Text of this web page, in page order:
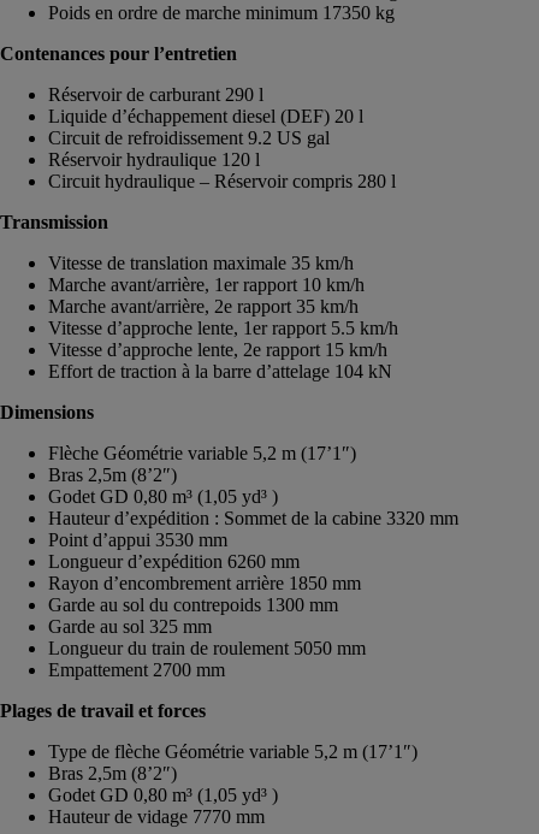
Poids en ordre de marche minimum 17350 kg
Contenances pour l’entretien
Réservoir de carburant 290 l
Liquide d’échappement diesel (DEF) 20 l
Circuit de refroidissement 9.2 US gal
Réservoir hydraulique 120 l
Circuit hydraulique – Réservoir compris 280 l
Transmission
Vitesse de translation maximale 35 km/h
Marche avant/arrière, 1er rapport 10 km/h
Marche avant/arrière, 2e rapport 35 km/h
Vitesse d’approche lente, 1er rapport 5.5 km/h
Vitesse d’approche lente, 2e rapport 15 km/h
Effort de traction à la barre d’attelage 104 kN
Dimensions
Flèche Géométrie variable 5,2 m (17’1″)
Bras 2,5m (8’2″)
Godet GD 0,80 m³ (1,05 yd³ )
Hauteur d’expédition : Sommet de la cabine 3320 mm
Point d’appui 3530 mm
Longueur d’expédition 6260 mm
Rayon d’encombrement arrière 1850 mm
Garde au sol du contrepoids 1300 mm
Garde au sol 325 mm
Longueur du train de roulement 5050 mm
Empattement 2700 mm
Plages de travail et forces
Type de flèche Géométrie variable 5,2 m (17’1″)
Bras 2,5m (8’2″)
Godet GD 0,80 m³ (1,05 yd³ )
Hauteur de vidage 7770 mm